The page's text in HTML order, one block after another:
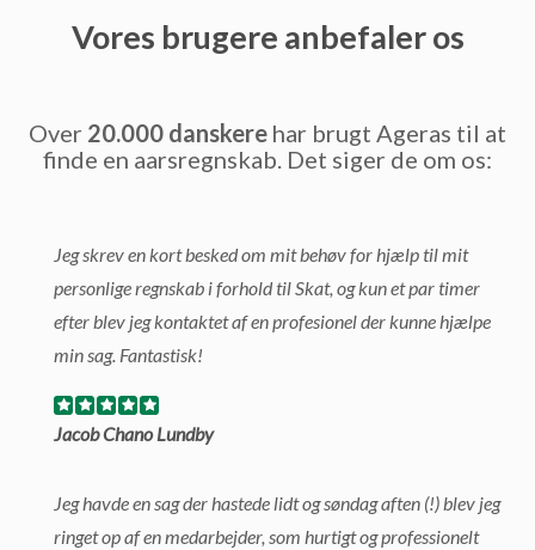
Vores brugere anbefaler os
Over 20.000 danskere har brugt Ageras til at
finde en aarsregnskab. Det siger de om os:
Jeg skrev en kort besked om mit behøv for hjælp til mit
personlige regnskab i forhold til Skat, og kun et par timer
efter blev jeg kontaktet af en profesionel der kunne hjælpe
min sag. Fantastisk!
Jacob Chano Lundby
Jeg havde en sag der hastede lidt og søndag aften (!) blev jeg
ringet op af en medarbejder, som hurtigt og professionelt